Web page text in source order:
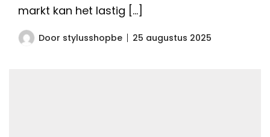
markt kan het lastig […]
Door stylusshopbe 25 augustus 2025